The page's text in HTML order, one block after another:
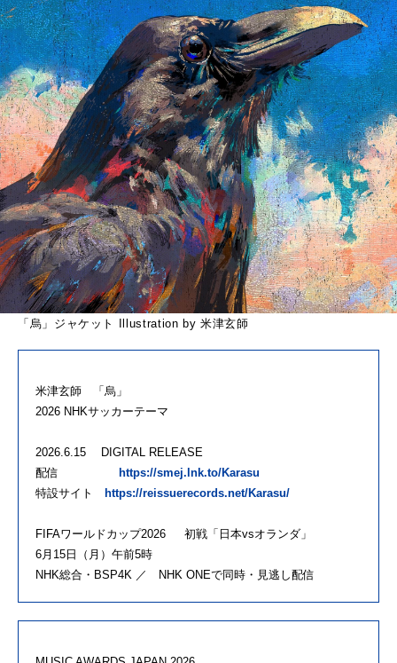
「烏」ジャケット Illustration by 米津玄師
米津玄師 「烏」
2026 NHKサッカーテーマ
2026.6.15 DIGITAL RELEASE
配信
https://smej.lnk.to/Karasu
特設サイト
https://reissuerecords.net/Karasu/
FIFAワールドカップ2026 初戦「日本vsオランダ」
6月15日（月）午前5時
NHK総合・BSP4K ／ NHK ONEで同時・見逃し配信